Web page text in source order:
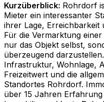
Kurzüberblick: Rohrdorf
Mieter ein interessanter
ihrer Lage, Erreichbarkeit
Für die Vermarktung
nur das Objekt selbst,
überzeugend
Infrastruktur, Wohnlage,
Freizeitwert und die
Standortes Rohrdorf.
über 15 Jahren